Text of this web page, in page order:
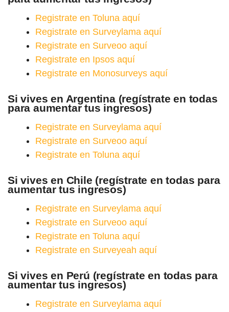
Registrate en Toluna aquí
Registrate en Surveylama aquí
Registrate en Surveoo aquí
Registrate en Ipsos aquí
Registrate en Monosurveys aquí
Si vives en Argentina (regístrate en todas
para aumentar tus ingresos)
Registrate en Surveylama aquí
Registrate en Surveoo aquí
Registrate en Toluna aquí
Si vives en Chile (regístrate en todas para
aumentar tus ingresos)
Registrate en Surveylama aquí
Registrate en Surveoo aquí
Registrate en Toluna aquí
Registrate en Surveyeah aquí
Si vives en Perú (regístrate en todas para
aumentar tus ingresos)
Registrate en Surveylama aquí